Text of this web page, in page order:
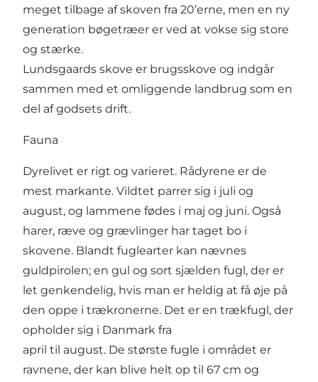
meget tilbage af skoven fra 20’erne, men en ny
generation bøgetræer er ved at vokse sig store
og stærke.
Lundsgaards skove er brugsskove og indgår
sammen med et omliggende landbrug som en
del af godsets drift.
Fauna
Dyrelivet er rigt og varieret. Rådyrene er de
mest markante. Vildtet parrer sig i juli og
august, og lammene fødes i maj og juni. Også
harer, ræve og grævlinger har taget bo i
skovene. Blandt fuglearter kan nævnes
guldpirolen; en gul og sort sjælden fugl, der er
let genkendelig, hvis man er heldig at få øje på
den oppe i trækronerne. Det er en trækfugl, der
opholder sig i Danmark fra
april til august. De største fugle i området er
ravnene, der kan blive helt op til 67 cm og